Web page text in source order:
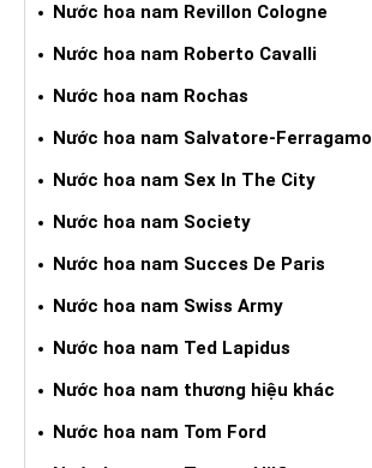
Nước hoa nam Revillon Cologne
Nước hoa nam Roberto Cavalli
Nước hoa nam Rochas
Nước hoa nam Salvatore-Ferragamo
Nước hoa nam Sex In The City
Nước hoa nam Society
Nước hoa nam Succes De Paris
Nước hoa nam Swiss Army
Nước hoa nam Ted Lapidus
Nước hoa nam thương hiệu khác
Nước hoa nam Tom Ford